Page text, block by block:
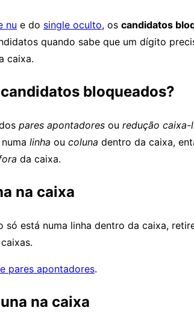
nu e do single oculto, os candidatos
quando sabe que um dígito
caixa.
bloqueados?
pares apontadores ou redução caixa-
linha ou coluna dentro da caixa,
da caixa.
na caixa
só está numa linha dentro da caixa,
pares apontadores.
na caixa